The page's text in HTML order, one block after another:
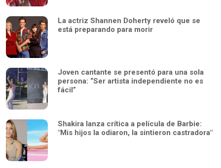
La actriz Shannen Doherty reveló que se
está preparando para morir
Joven cantante se presentó para una sola
persona: “Ser artista independiente no es
fácil”
Shakira lanza crítica a película de Barbie:
"Mis hijos la odiaron, la sintieron castradora"